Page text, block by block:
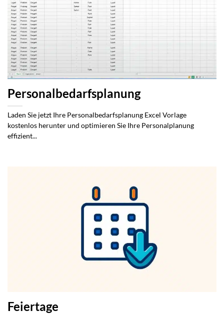
Personalbedarfsplanung
Laden Sie jetzt Ihre Personalbedarfsplanung Excel Vorlage
kostenlos herunter und optimieren Sie Ihre Personalplanung
effizient...
Feiertage